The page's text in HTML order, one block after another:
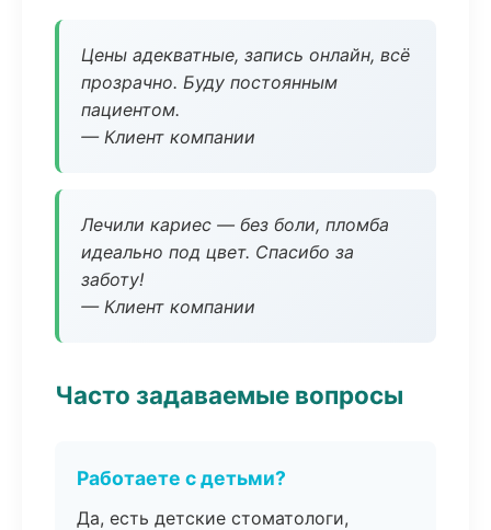
Цены адекватные, запись онлайн, всё
прозрачно. Буду постоянным
пациентом.
— Клиент компании
Лечили кариес — без боли, пломба
идеально под цвет. Спасибо за
заботу!
— Клиент компании
Часто задаваемые вопросы
Работаете с детьми?
Да, есть детские стоматологи,